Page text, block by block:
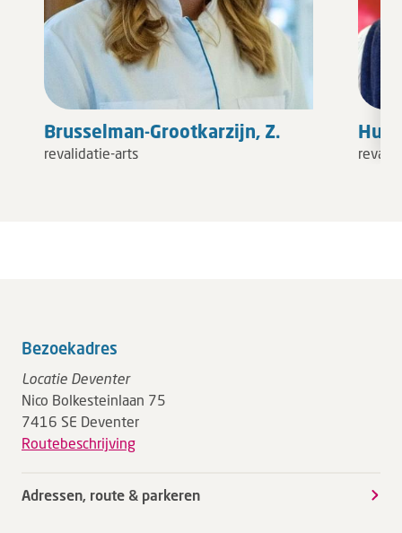
Brusselman-Grootkarzijn, Z.
revalidatie-arts
Bezoekadres
Locatie Deventer
Nico Bolkesteinlaan 75
7416 SE Deventer
Routebeschrijving
Adressen, route & parkeren